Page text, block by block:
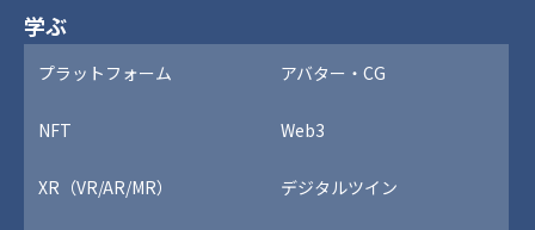
学ぶ
プラットフォーム アバター・CG
NFT Web3
XR（VR/AR/MR） デジタルツイン